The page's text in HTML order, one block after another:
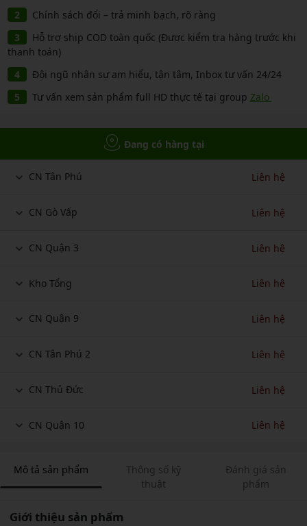
Chính sách đổi – trả minh bạch, rõ ràng
Hỗ trợ ship COD toàn quốc (Được kiểm tra hàng trước khi
thanh toán)
Đội ngũ nhân sự am hiểu, tận tâm, Inbox tư vấn 24/24
Tư vấn xem sản phẩm full HD thực tế tại group Zalo
Đang có hàng tại
CN Tân Phú Liên hệ
CN Gò Vấp Liên hệ
CN Quận 3 Liên hệ
Kho Tổng Liên hệ
CN Quận 9 Liên hệ
CN Tân Phú 2 Liên hệ
CN Thủ Đức Liên hệ
CN Quận 10 Liên hệ
Mô tả sản phẩm
Thông số kỹ
thuật
Đánh giá sản
phẩm
Giới thiệu sản phẩm